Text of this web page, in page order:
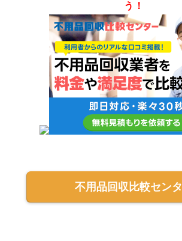
う！
不用品回収比較セン